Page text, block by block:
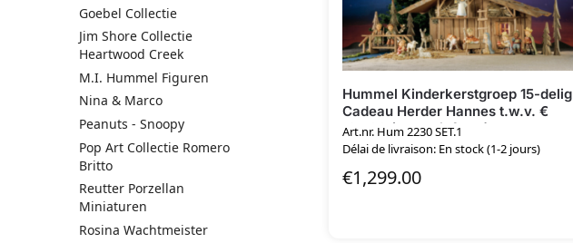
Hummel Kinderkerstgroep 15-delig
Cadeau Herder Hannes t.w.v. €
125,00 (exclusief stal)
Art.nr. Hum 2230 SET.1
Délai de livraison: En stock (1-2 jours)
€1,299.00
Goebel Collectie
Jim Shore Collectie
Heartwood Creek
M.I. Hummel Figuren
Nina & Marco
Peanuts - Snoopy
Pop Art Collectie Romero
Britto
Reutter Porzellan
Miniaturen
Rosina Wachtmeister